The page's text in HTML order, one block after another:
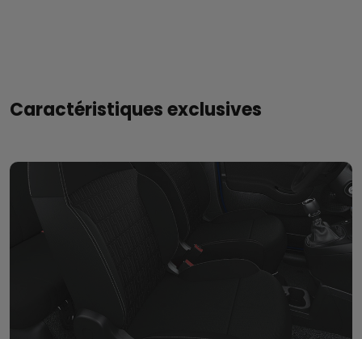
Caractéristiques exclusives